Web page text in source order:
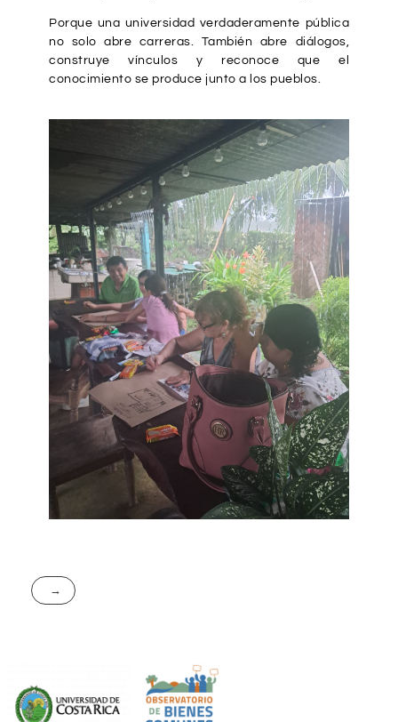
Porque una universidad verdaderamente pública
no solo abre carreras. También abre diálogos,
construye vínculos y reconoce que el
conocimiento se produce junto a los pueblos.